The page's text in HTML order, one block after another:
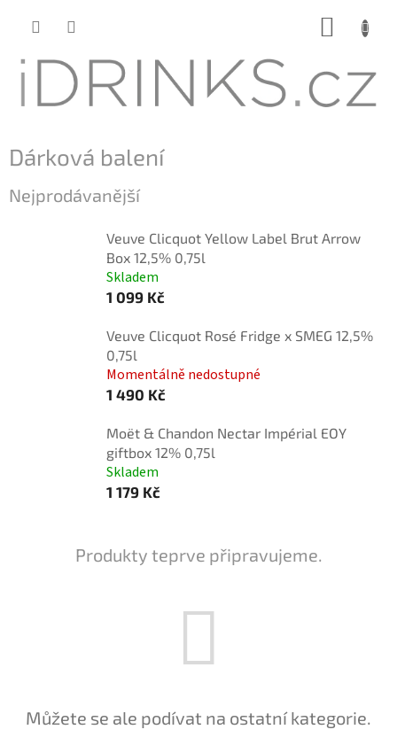
Dárková balení
Nejprodávanější
Veuve Clicquot Yellow Label Brut Arrow
Box 12,5% 0,75l
Skladem
1 099 Kč
Veuve Clicquot Rosé Fridge x SMEG 12,5%
0,75l
Momentálně nedostupné
1 490 Kč
Moët & Chandon Nectar Impérial EOY
giftbox 12% 0,75l
Skladem
1 179 Kč
Produkty teprve připravujeme.
Můžete se ale podívat na ostatní kategorie.